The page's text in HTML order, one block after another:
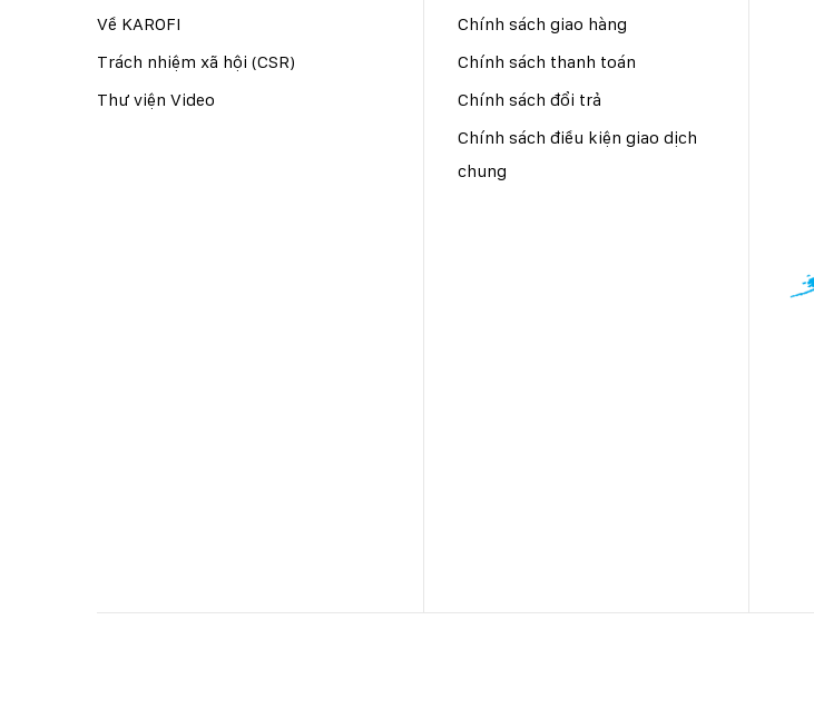
Về KAROFI
Trách nhiệm xã hội (CSR)
Thư viện Video
Chính sách giao hàng
Chính sách thanh toán
Chính sách đổi trả
Chính sách điều kiện giao dịch
chung